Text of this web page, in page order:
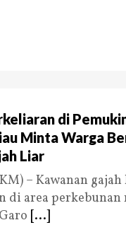
di
Minta Warga
Liar
– Kawanan
di area perkebunan
[...]